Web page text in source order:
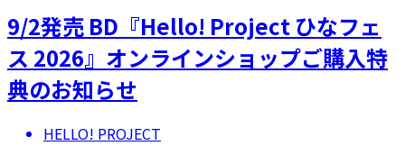
9/2発売 BD『Hello! Project ひなフェ
ス 2026』オンラインショップご購入特
典のお知らせ
HELLO! PROJECT